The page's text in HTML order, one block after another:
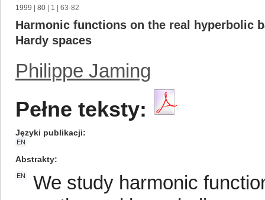
1999 80 1 | 63-82
Harmonic functions on the real hyperbolic
Hardy spaces
Philippe Jaming
Pełne teksty:
Języki publikacji
EN
Abstrakty
EN
We study harmonic